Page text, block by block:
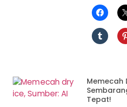
Memecah
Tepat!